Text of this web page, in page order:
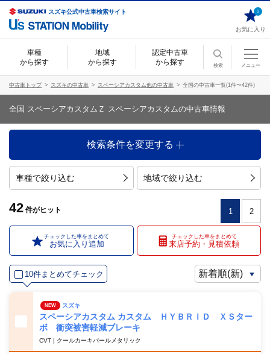
スズキ公式中古車検索サイト
お気に入り
0
車種
から探す
地域
から探す
認定中古車
から探す
検索 メニュー
中古車トップ スズキの中古車 スペーシアカスタム他の中古車 全国の中古車一覧(1件〜42件)
全国 スペーシアカスタムＺ スペーシアカスタムの中古車情報
検索条件を変更する
車種で絞り込む 地域で絞り込む
42 件がヒット 1 2
チェックした車をまとめて
お気に入り追加
チェックした車をまとめて
来店予約・見積依頼
10件まとめてチェック
NEW スズキ
スペーシアカスタム カスタム ＨＹＢＲＩＤ ＸＳター
ボ 衝突被害軽減ブレーキ
CVT | クールカーキパールメタリック